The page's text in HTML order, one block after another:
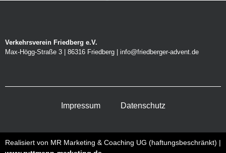
Verkehrsverein Friedberg e.V.
Max-Högg-Straße 3 | 86316 Friedberg | info@friedberger-advent.de
Impressum Datenschutz
Realisiert von MR Marketing & Coaching UG (haftungsbeschränkt) |